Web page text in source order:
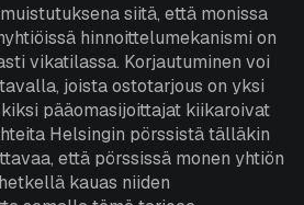
siitä, että monissa
hinnoittelumekanismi on
vikatilassa. Korjautuminen voi
joista ostotarjous on yksi
pääomasijoittajat kiikaroivat
Helsingin pörssistä tälläkin
että pörssissä monen yhtiön
kauas niiden